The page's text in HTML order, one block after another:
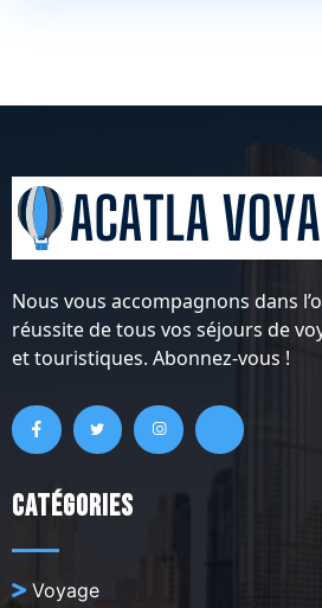
Nous vous accompagnons dans
réussite de tous vos séjours de
et touristiques. Abonnez-vous !
Catégories
Voyage